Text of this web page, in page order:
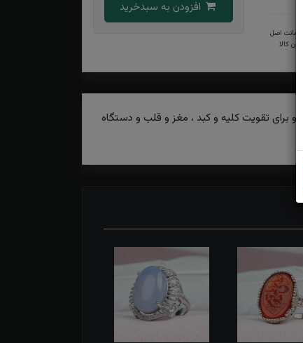
ضمانت اصل
بودن کالا
برای تقویت کلیه و کبد ، مغز و قلب و دستگاه